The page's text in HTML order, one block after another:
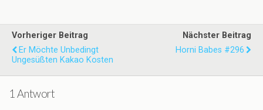
Vorheriger Beitrag
Er Möchte Unbedingt
Ungesüßten Kakao Kosten
Nächster Beitrag
Horni Babes #296
1 Antwort